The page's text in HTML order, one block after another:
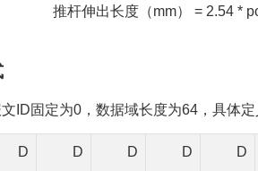
推杆伸出长度（mm） = 2.54 *
ID固定为0，数据域长度为64，具体
D
D
D
D
D